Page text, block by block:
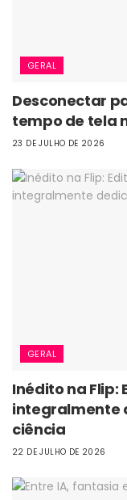
GERAL
Desconectar
tempo de tela
23 DE JULHO DE 2026
GERAL
Inédito na Flip:
integralmente
ciência
22 DE JULHO DE 2026